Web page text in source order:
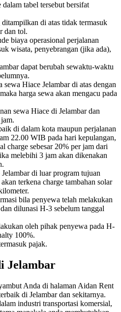
tabel tersebut bersifat
di atas tidak termasuk
dan tol.
biaya operasional perjalanan
wisata, penyebrangan (jika ada),
dapat berubah sewaktu-waktu
sewa Hiace Jelambar di atas dengan
harga sewa akan mengacu pada
sewa Hiace di Jelambar dan
di dalam kota maupun perjalanan
22.00 WIB pada hari kepulangan,
charge sebesar 20% per jam dari
melebihi 3 jam akan dikenakan
di luar program tujuan
terkena charge tambahan solar
bila penyewa telah melakukan
dilunasi H-3 sebelum tanggal
oleh pihak penyewa pada H-
100%.
pajak.
Jelambar
Anda di halaman Aidan Rent
di Jelambar dan sekitarnya.
industri transportasi komersial,